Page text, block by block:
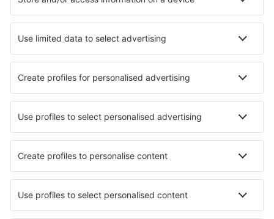
Hoteluri în Fatima Hoteluri în Canico
Hoteluri în Praia Da Vitoria Hoteluri în Machico
Cele mai bune hoteluri - orașe
Hoteluri în La Petite-Verrière
Hoteluri în Saint-Julien-Chapteuil Hoteluri în Abha
Hoteluri în List Hoteluri în Elands Bay
Hoteluri în Quarto Inferiore Hoteluri Villanueva De Gumiel